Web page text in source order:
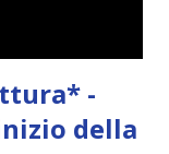
-
della